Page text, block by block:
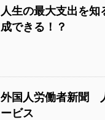
人生の最大支出を知
成できる！？
外国人労働者新聞
ービス